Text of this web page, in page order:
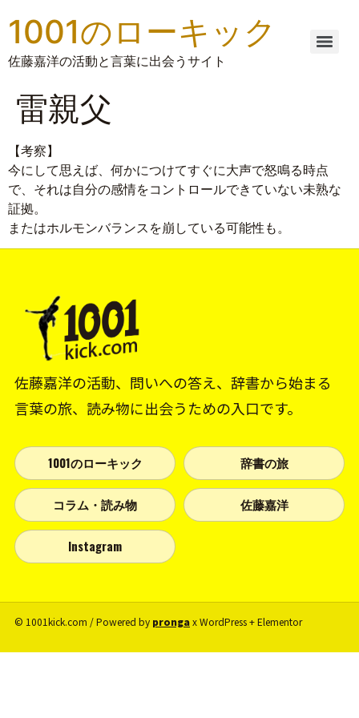
1001のローキック
佐藤嘉洋の活動と言葉に出会うサイト
雷親父
【考察】
今にして思えば、何かにつけてすぐに大声で怒鳴る時点
で、それは自分の感情をコントロールできていない未熟な
証拠。
またはホルモンバランスを崩している可能性も。
佐藤嘉洋の活動、問いへの答え、辞書から始まる
言葉の旅、読み物に出会うための入口です。
1001のローキック 辞書の旅
コラム・読み物 佐藤嘉洋
Instagram
© 1001kick.com / Powered by prongax WordPress + Elementor